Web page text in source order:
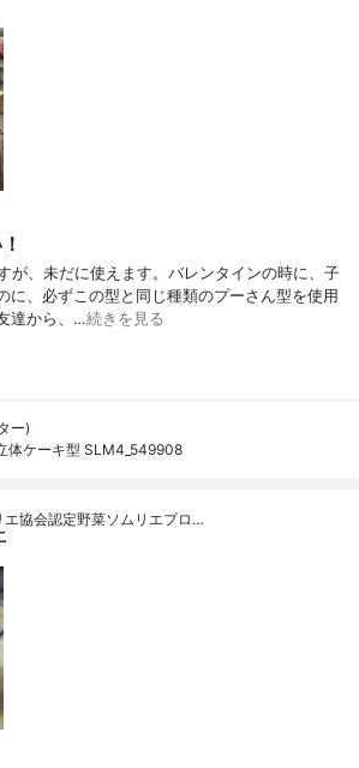
が、未だに使えます。バレンタインの時に、子
に、必ずこの型と同じ種類のプーさん型を使用
達から、…続きを見る
ー)
体ケーキ型 SLM4_549908
エ協会認定野菜ソムリエプロ…